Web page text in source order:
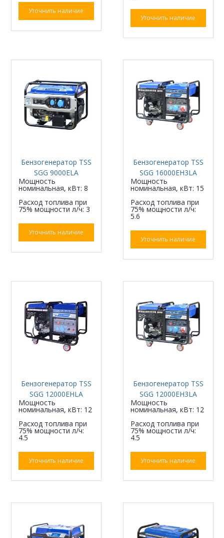
Уточнить наличие
Уточнить наличие
Бензогенератор TSS
SGG 9000ELA
Мощность
номинальная, кВт: 8
Расход топлива при
75% мощности л/ч: 3
Уточнить наличие
Бензогенератор TSS
SGG 16000EH3LA
Мощность
номинальная, кВт: 15
Расход топлива при
75% мощности л/ч:
5.6
Уточнить наличие
Бензогенератор TSS
SGG 12000EHLA
Мощность
номинальная, кВт: 12
Расход топлива при
75% мощности л/ч:
4.5
Уточнить наличие
Бензогенератор TSS
SGG 12000EH3LA
Мощность
номинальная, кВт: 12
Расход топлива при
75% мощности л/ч:
4.5
Уточнить наличие